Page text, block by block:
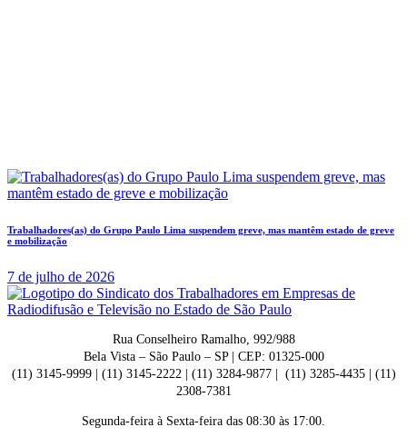
Trabalhadores(as) do Grupo Paulo Lima suspendem greve, mas mantêm estado de greve
e mobilização
7 de julho de 2026
Rua Conselheiro Ramalho, 992/988
Bela Vista – São Paulo – SP | CEP: 01325-000
(11) 3145-9999 | (11) 3145-2222 | (11) 3284-9877 | (11) 3285-4435 | (11)
2308-7381
Segunda-feira à Sexta-feira das 08:30 às 17:00.